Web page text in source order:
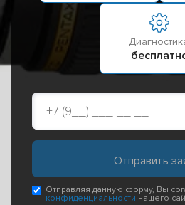
Отправляя данную форму, Вы
конфиденциальности нашего